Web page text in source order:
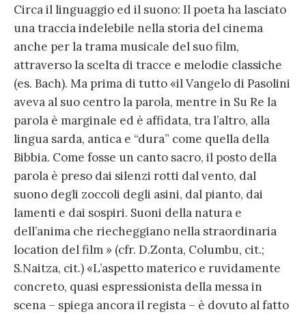
Circa il linguaggio ed il suono: Il poeta ha lasciato
una traccia indelebile nella storia del cinema
anche per la trama musicale del suo film,
attraverso la scelta di tracce e melodie classiche
(es. Bach). Ma prima di tutto «il Vangelo di Pasolini
aveva al suo centro la parola, mentre in Su Re la
parola è marginale ed è affidata, tra l’altro, alla
lingua sarda, antica e “dura” come quella della
Bibbia. Come fosse un canto sacro, il posto della
parola è preso dai silenzi rotti dal vento, dal
suono degli zoccoli degli asini, dal pianto, dai
lamenti e dai sospiri. Suoni della natura e
dell’anima che riecheggiano nella straordinaria
location del film » (cfr. D.Zonta, Columbu, cit.;
S.Naitza, cit.) «L’aspetto materico e ruvidamente
concreto, quasi espressionista della messa in
scena – spiega ancora il regista – è dovuto al fatto